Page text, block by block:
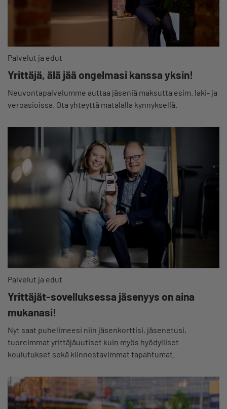
Palvelut ja edut
Yrittäjä, älä jää ongelmasi kanssa yksin!
Neuvontapalvelumme auttaa jäseniä maksutta esim. laki- ja
veroasioissa. Ota yhteyttä matalalla kynnyksellä.
Palvelut ja edut
Yrittäjät-sovelluksessa jäsenyys on aina
mukanasi!
Nyt saat puhelimeesi niin jäsenkorttisi, jäsenetusi,
tuoreimmat yrittäjäuutiset kuin myös hyödylliset
koulutukset sekä kiinnostavimmat tapahtumat.